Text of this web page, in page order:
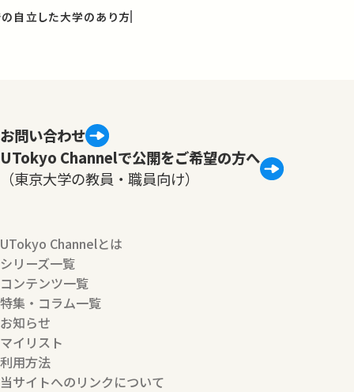
自立した大学のあり方
お問い合わせ
UTokyo Channelで公開をご希望の方へ
（東京大学の教員・職員向け）
UTokyo Channelとは
シリーズ一覧
コンテンツ一覧
特集・コラム一覧
お知らせ
マイリスト
利用方法
当サイトへのリンクについて